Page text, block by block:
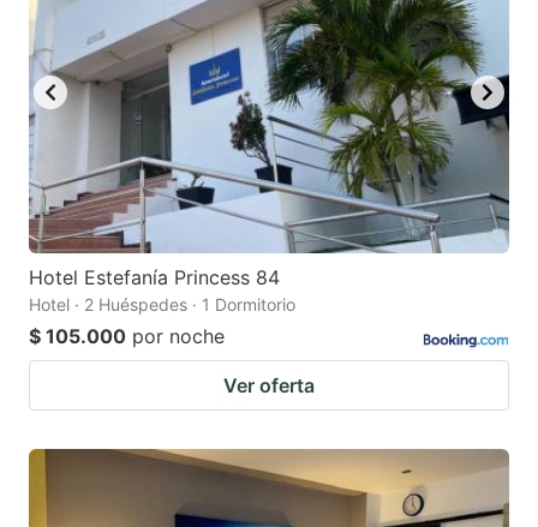
Hotel Estefanía Princess 84
Hotel · 2 Huéspedes · 1 Dormitorio
$ 105.000 por noche
Ver oferta